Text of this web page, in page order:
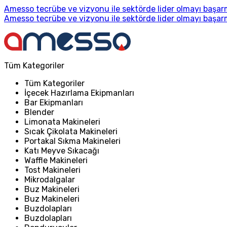
Amesso tecrübe ve vizyonu ile sektörde lider olmayı
Amesso tecrübe ve vizyonu ile sektörde lider olmayı
Tüm Kategoriler
Tüm Kategoriler
İçecek Hazırlama Ekipmanları
Bar Ekipmanları
Blender
Limonata Makineleri
Sıcak Çikolata Makineleri
Portakal Sıkma Makineleri
Katı Meyve Sıkacağı
Waffle Makineleri
Tost Makineleri
Mikrodalgalar
Buz Makineleri
Buz Makineleri
Buzdolapları
Buzdolapları